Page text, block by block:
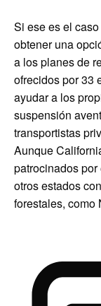
Si ese es el
obtener una
a los planes de
ofrecidos por 33
ayudar a los
suspensión
transportistas
Aunque
patrocinados
otros estados
forestales, como